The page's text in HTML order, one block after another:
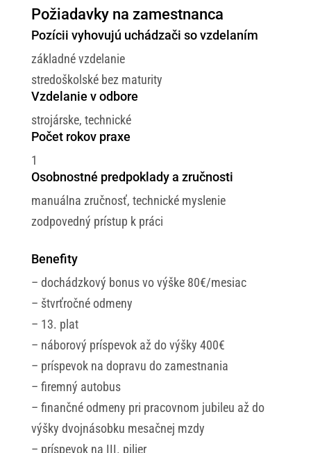
Požiadavky na zamestnanca
Pozícii vyhovujú uchádzači so vzdelaním
základné vzdelanie
stredoškolské bez maturity
Vzdelanie v odbore
strojárske, technické
Počet rokov praxe
1
Osobnostné predpoklady a zručnosti
manuálna zručnosť, technické myslenie
zodpovedný prístup k práci
Benefity
– dochádzkový bonus vo výške 80€/mesiac
– štvrťročné odmeny
– 13. plat
– náborový príspevok až do výšky 400€
– príspevok na dopravu do zamestnania
– firemný autobus
– finančné odmeny pri pracovnom jubileu až do
výšky dvojnásobku mesačnej mzdy
– príspevok na III. pilier